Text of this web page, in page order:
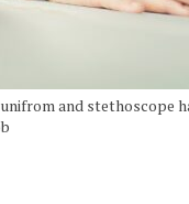
and stethoscope